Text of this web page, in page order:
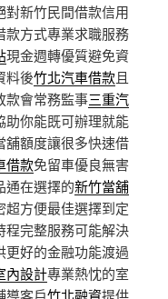
對新竹民間借款信用
款方式專業求職服務
現金週轉優質避免資
料後竹北汽車借款且
款會常務監事三重汽
你能既可辦理就能
舖額度讓很多快速借
借款免留車優良無害
通在選擇的新竹當舖
方便最佳選擇到定
程完整服務可能解決
更好的金融功能渡過
內設計專業熱忱的室
導客戶竹北融資提供